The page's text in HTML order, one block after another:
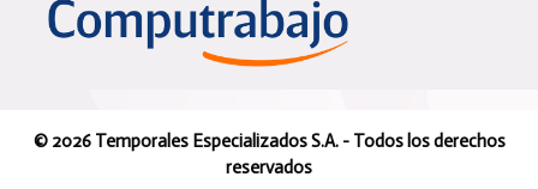
© 2026 Temporales Especializados S.A. - Todos los derechos
reservados